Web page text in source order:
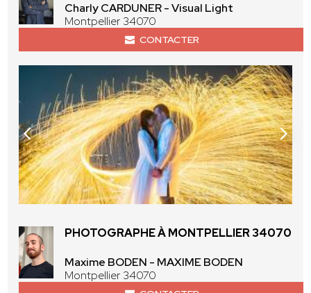
Charly CARDUNER - Visual Light
Montpellier 34070
CONTACTER
PHOTOGRAPHE À MONTPELLIER 34070
Maxime BODEN - MAXIME BODEN
Montpellier 34070